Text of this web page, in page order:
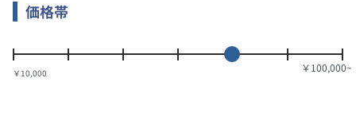
価格帯
￥10,000